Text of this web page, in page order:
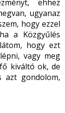
ehhez
ugyanaz
hogy ezzel
a Közgyűlés
hogy ezt
vagy meg
kiváltó ok, de
azt gondolom,